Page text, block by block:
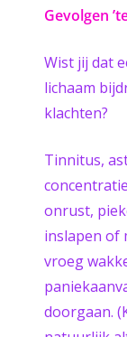
Gevolgen
Wist jij dat
lichaam
klachten?
Tinnitus,
onrust,
inslapen of
vroeg
doorgaan.